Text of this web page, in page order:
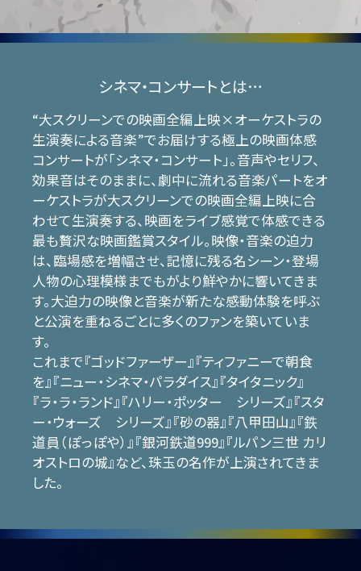
シネマ・コンサートとは…
“大スクリーンでの映画全編上映×オーケストラの
生演奏による音楽”でお届けする極上の映画体感
コンサートが「シネマ・コンサート」。音声やセリフ、
効果音はそのままに、劇中に流れる音楽パートをオ
ーケストラが大スクリーンでの映画全編上映に合
わせて生演奏する、映画をライブ感覚で体感できる
最も贅沢な映画鑑賞スタイル。映像・音楽の迫力
は、臨場感を増幅させ、記憶に残る名シーン・登場
人物の心理模様までもがより鮮やかに響いてきま
す。大迫力の映像と音楽が新たな感動体験を呼ぶ
と公演を重ねるごとに多くのファンを築いていま
す。
これまで『ゴッドファーザー』『ティファニーで朝食
を』『ニュー・シネマ・パラダイス』『タイタニック』
『ラ・ラ・ランド』『ハリー・ポッター シリーズ』『スタ
ー・ウォーズ シリーズ』『砂の器』『八甲田山』『鉄
道員（ぽっぽや）』『銀河鉄道999』『ルパン三世 カリ
オストロの城』など、珠玉の名作が上演されてきま
した。